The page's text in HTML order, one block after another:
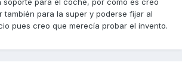
soporte para el coche, por como es creo
también para la super y poderse fijar al
pues creo que merecía probar el invento.